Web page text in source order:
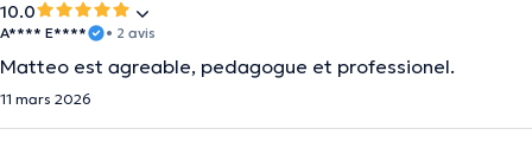
10.0
A**** E**** • 2 avis
Matteo est agreable, pedagogue et professionel.
11 mars 2026